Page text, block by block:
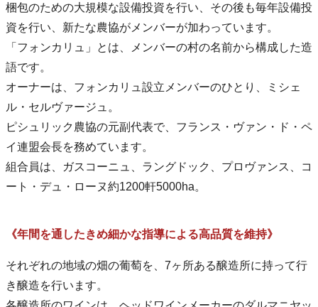
梱包のための大規模な設備投資を行い、その後も毎年設備投
資を行い、新たな農協がメンバーが加わっています。
「フォンカリュ」とは、メンバーの村の名前から構成した造
語です。
オーナーは、フォンカリュ設立メンバーのひとり、ミシェ
ル・セルヴァージュ。
ピシュリック農協の元副代表で、フランス・ヴァン・ド・ペ
イ連盟会長を務めています。
組合員は、ガスコーニュ、ラングドック、プロヴァンス、コ
ート・デュ・ローヌ約1200軒5000ha。
《年間を通したきめ細かな指導による高品質を維持》
それぞれの地域の畑の葡萄を、7ヶ所ある醸造所に持って行
き醸造を行います。